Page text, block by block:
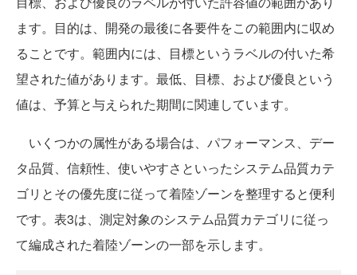
ます。目的は、開発の最後に各要件をこの範囲内に収め
ることです。範囲内には、目標というラベルの付いた希
望された値があります。最低、目標、および優良という
値は、予算と与えられた期間に関連しています。
いくつかの属性がある場合は、パフォーマンス、デー
タ品質、信頼性、使いやすさといったシステム品質カテ
ゴリとその優先度に従って着陸ゾーンを整理すると便利
です。表3は、測定対象のシステム品質カテゴリに従っ
て編成された着陸ゾーンの一部を示します。